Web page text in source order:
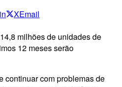
XEmail
milhões de unidades de
12 meses serão
continuar com problemas de